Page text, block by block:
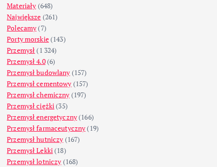
Materiały (648)
Największe (261)
Polecamy (7)
Porty morskie(143)
Przemysł (1 324)
Przemysł 4.0(6)
Przemysł budowlany (157)
Przemysł cementowy (157)
Przemysł chemiczny (197)
Przemysł ciężki (35)
Przemysł energetyczny (166)
Przemysł farmaceutyczny (19)
Przemysł hutniczy (167)
Przemysł Lekki (18)
Przemysł lotniczy (168)